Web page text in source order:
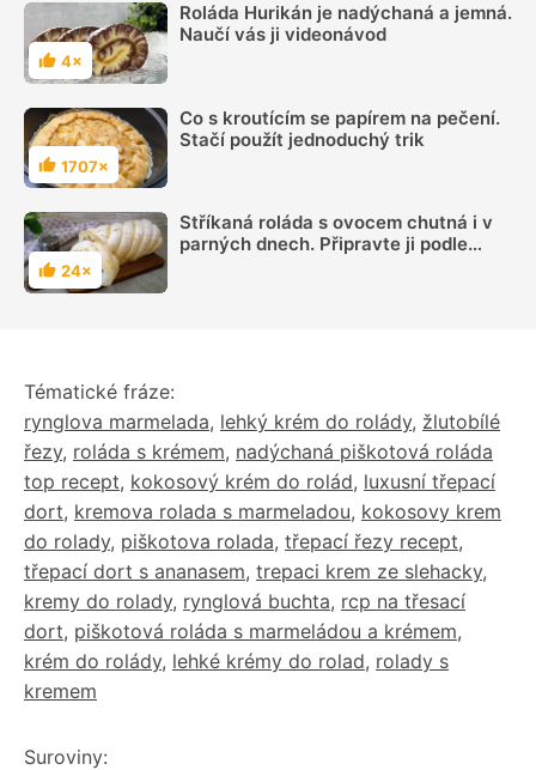
Hodnocení
4×
Roláda Hurikán je nadýchaná a jemná.
Naučí vás ji videonávod
Hodnocení
1707×
Co s kroutícím se papírem na pečení.
Stačí použít jednoduchý trik
Hodnocení
24×
Stříkaná roláda s ovocem chutná i v
parných dnech. Připravte ji podle
Tématické fráze:
rynglova marmelada, lehký krém do rolády, žlutobílé
řezy, roláda s krémem, nadýchaná piškotová roláda
top recept, kokosový krém do rolád, luxusní třepací
dort, kremova rolada s marmeladou, kokosovy krem
do rolady, piškotova rolada, třepací řezy recept,
třepací dort s ananasem, trepaci krem ze slehacky,
kremy do rolady, rynglová buchta, rcp na třesací
dort, piškotová roláda s marmeládou a krémem,
krém do rolády, lehké krémy do rolad, rolady s
kremem
Suroviny: